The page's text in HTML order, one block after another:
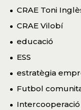
CRAE Toni
CRAE Vilobí
educació
ESS
estratègia
Futbol
Intercooperació